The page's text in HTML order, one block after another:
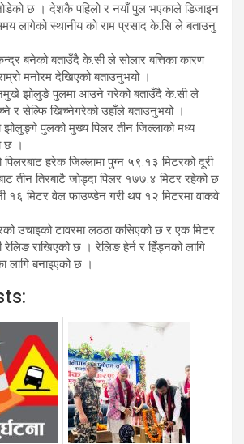
छ । देशकै पहिलो र नयाँ पुल भएकाले डिजाइन
लागेको स्थानीय को राम प्रसाद के.सि ले बताउनु
बनेको बताउँदै के.सी ले सोलार बत्तिका कारण
मनोरम देखिएको बताउनुभयो ।
झोलुङे पुलमा आउने गरेको बताउँदै के.सी ले
र सेल्फि खिच्नेगरेको उहाँले बताउनुभयो ।
झोलुङ्गे पुलको मुख्य पिलर तीन जिल्लाको मध्य
छ ।
पिलरबाट हरेक जिल्लामा पुग्न ५९.१३ मिटरको दूरी
तीन तिरबाटै जोड्दा पिलर १७७.४ मिटर रहेको छ
१६ मिटर वेल फाउण्डेन गरी थप १२ मिटरमा वाकवे
उचाइको टावरमा लठठा कसिएको छ र एक मिटर
राखिएको छ । रेलिङ हेर्न र हिँड्नको लागि
लागि बनाइएको छ ।